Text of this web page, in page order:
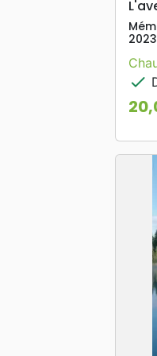
check
Prix